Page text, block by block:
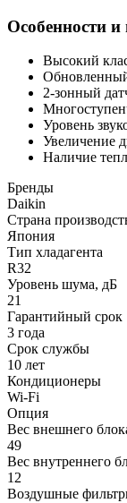
Особенности
Высокий
2-зонный
Уровень
Увеличение
Наличие
Бренды
Daikin
Страна
Япония
Тип хладагента
R32
Уровень шума, дБ
21
Гарантийный срок
3 года
Срок службы
10 лет
Кондиционеры
Wi-Fi
Опция
Вес внешнего
49
Вес внутреннего
12
Воздушные